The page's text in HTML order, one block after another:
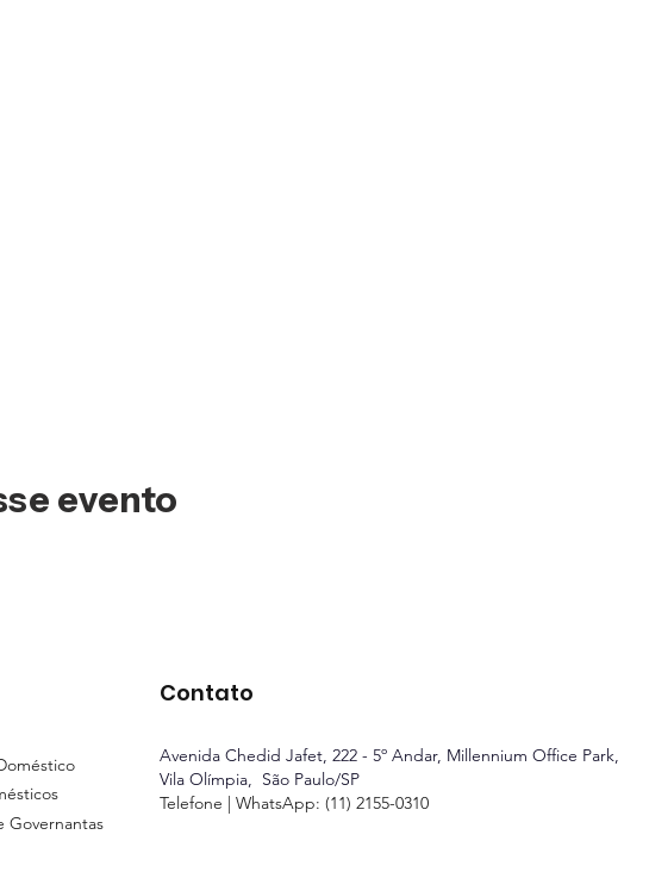
evento
Governantas
Contato
Avenida Chedid Jafet, 222 - 5º Andar, Millennium Office Park,
Vila Olímpia, São Paulo/SP
Telefone | WhatsApp: (11) 2155-0310